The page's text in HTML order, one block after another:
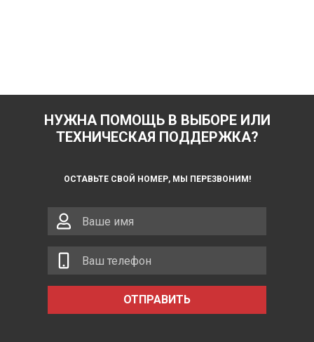
НУЖНА ПОМОЩЬ В ВЫБОРЕ ИЛИ
ТЕХНИЧЕСКАЯ ПОДДЕРЖКА?
ОСТАВЬТЕ СВОЙ НОМЕР, МЫ ПЕРЕЗВОНИМ!
ОТПРАВИТЬ